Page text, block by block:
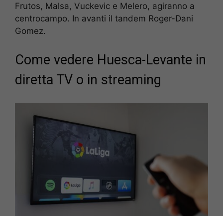
Frutos, Malsa, Vuckevic e Melero, agiranno a
centrocampo. In avanti il tandem Roger-Dani
Gomez.
Come vedere Huesca-Levante in
diretta TV o in streaming